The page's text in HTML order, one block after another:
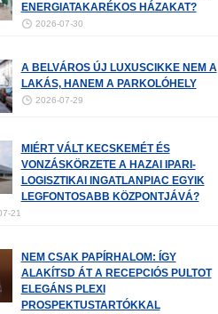
ENERGIATAKARÉKOS HÁZAKAT?
2026-07-30
A BELVÁROS ÚJ LUXUSCIKKE NEM A
LAKÁS, HANEM A PARKOLÓHELY
2026-07-29
MIÉRT VÁLT KECSKEMÉT ÉS
VONZÁSKÖRZETE A HAZAI IPARI-
LOGISZTIKAI INGATLANPIAC EGYIK
LEGFONTOSABB KÖZPONTJÁVÁ?
21
NEM CSAK PAPÍRHALOM: ÍGY
ALAKÍTSD ÁT A RECEPCIÓS PULTOT
ELEGÁNS PLEXI
PROSPEKTUSTARTÓKKAL